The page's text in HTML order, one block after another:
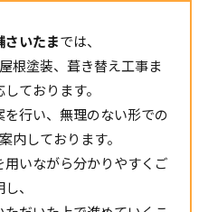
さいたまでは、
根塗装、葺き替え工事ま
ております。
行い、無理のない形での
内しております。
いながら分かりやすくご
、